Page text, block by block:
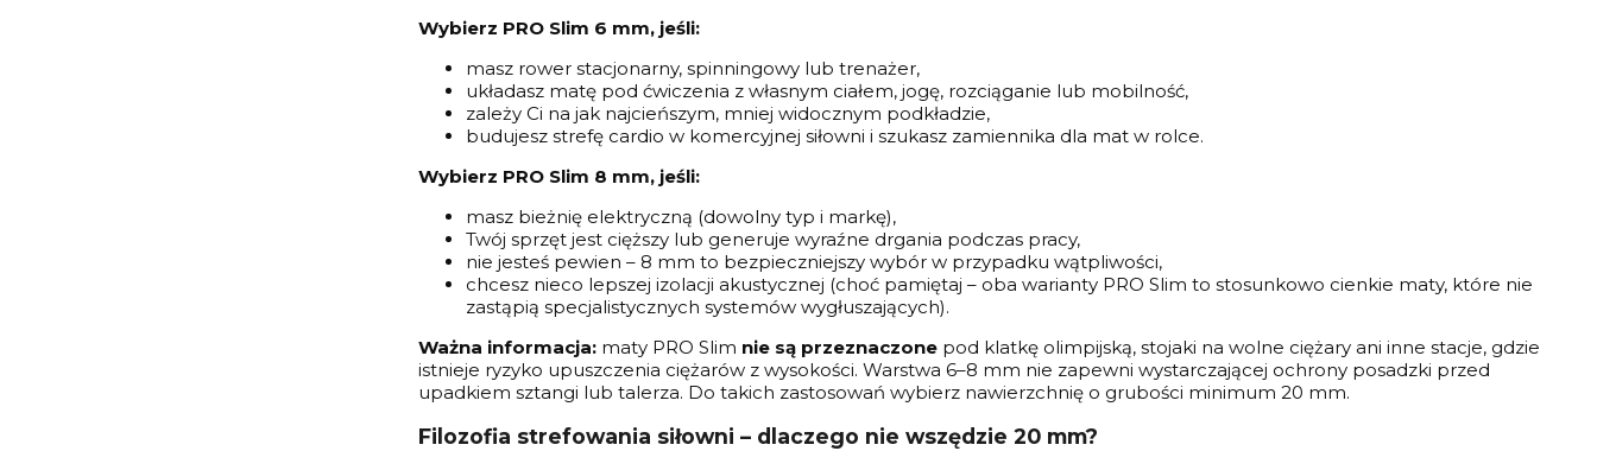
Wybierz PRO Slim 6 mm, jeśli:
masz rower stacjonarny, spinningowy lub trenażer,
układasz matę pod ćwiczenia z własnym ciałem, jogę, rozciąganie lub mobilność,
zależy Ci na jak najcieńszym, mniej widocznym podkładzie,
budujesz strefę cardio w komercyjnej siłowni i szukasz zamiennika dla mat w rolce.
Wybierz PRO Slim 8 mm, jeśli:
masz bieżnię elektryczną (dowolny typ i markę),
Twój sprzęt jest cięższy lub generuje wyraźne drgania podczas pracy,
nie jesteś pewien – 8 mm to bezpieczniejszy wybór w przypadku wątpliwości,
chcesz nieco lepszej izolacji akustycznej (choć pamiętaj – oba warianty PRO Slim to stosunkowo cienkie maty, które nie
zastąpią specjalistycznych systemów wygłuszających).
Ważna informacja: maty PRO Slim nie są przeznaczone pod klatkę olimpijską, stojaki na wolne ciężary ani inne stacje, gdzie
istnieje ryzyko upuszczenia ciężarów z wysokości. Warstwa 6–8 mm nie zapewni wystarczającej ochrony posadzki przed
upadkiem sztangi lub talerza. Do takich zastosowań wybierz nawierzchnię o grubości minimum 20 mm.
Filozofia strefowania siłowni – dlaczego nie wszędzie 20 mm?